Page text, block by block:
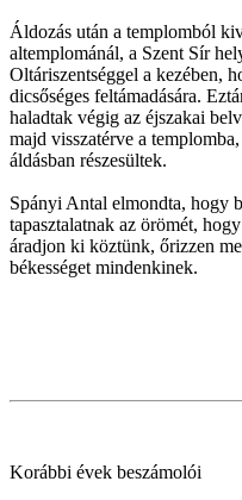
Áldozás után a templomból
altemplománál, a Szent Sír
Oltáriszentséggel a kezében,
dicsőséges feltámadására.
haladtak végig az éjszakai
majd visszatérve a
áldásban részesültek.
Spányi Antal elmondta, hogy
tapasztalatnak az örömét,
áradjon ki köztünk, őrizzen
békességet mindenkinek.
Korábbi évek beszámolói